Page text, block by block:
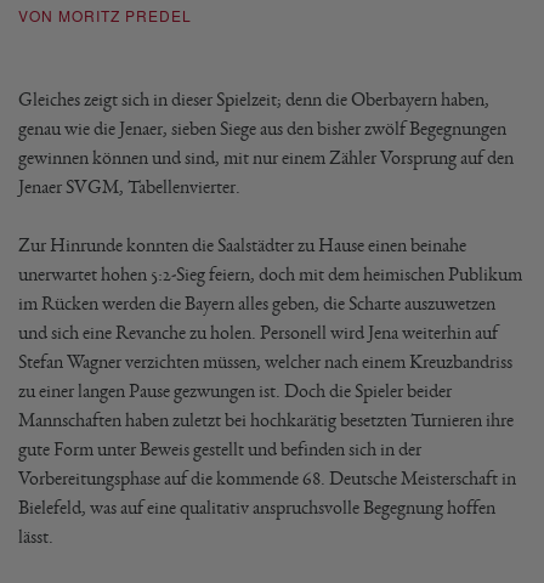
VON MORITZ PREDEL
Gleiches zeigt sich in dieser Spielzeit; denn die Oberbayern haben,
genau wie die Jenaer, sieben Siege aus den bisher zwölf Begegnungen
gewinnen können und sind, mit nur einem Zähler Vorsprung auf den
Jenaer SVGM, Tabellenvierter.
Zur Hinrunde konnten die Saalstädter zu Hause einen beinahe
unerwartet hohen 5:2-Sieg feiern, doch mit dem heimischen Publikum
im Rücken werden die Bayern alles geben, die Scharte auszuwetzen
und sich eine Revanche zu holen. Personell wird Jena weiterhin auf
Stefan Wagner verzichten müssen, welcher nach einem Kreuzbandriss
zu einer langen Pause gezwungen ist. Doch die Spieler beider
Mannschaften haben zuletzt bei hochkarätig besetzten Turnieren ihre
gute Form unter Beweis gestellt und befinden sich in der
Vorbereitungsphase auf die kommende 68. Deutsche Meisterschaft in
Bielefeld, was auf eine qualitativ anspruchsvolle Begegnung hoffen
lässt.